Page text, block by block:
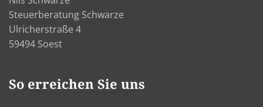
Steuerberatung Schwarze
Ulricherstraße 4
59494 Soest
So erreichen Sie uns